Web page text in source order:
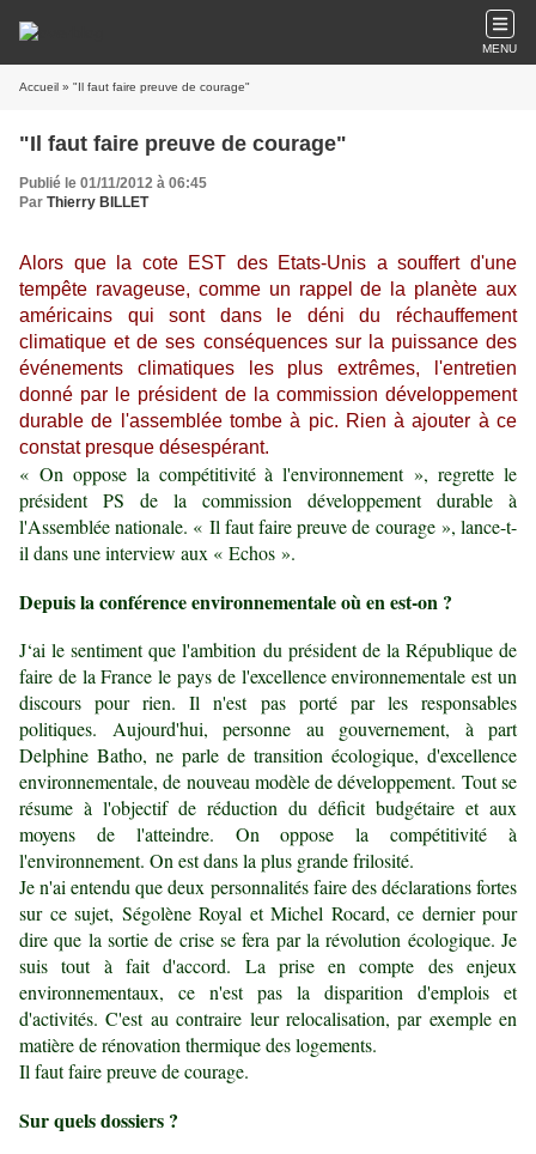
MENU
Accueil » "Il faut faire preuve de courage"
"Il faut faire preuve de courage"
Publié le 01/11/2012 à 06:45
Par Thierry BILLET
Alors que la cote EST des Etats-Unis a souffert d'une
tempête ravageuse, comme un rappel de la planète aux
américains qui sont dans le déni du réchauffement
climatique et de ses conséquences sur la puissance des
événements climatiques les plus extrêmes, l'entretien
donné par le président de la commission développement
durable de l'assemblée tombe à pic. Rien à ajouter à ce
constat presque désespérant.
« On oppose la compétitivité à l'environnement », regrette le
président PS de la commission développement durable à
l'Assemblée nationale. « Il faut faire preuve de courage », lance-t-
il dans une interview aux « Echos ».
Depuis la conférence environnementale où en est-on ?
J‘ai le sentiment que l'ambition du président de la République de
faire de la France le pays de l'excellence environnementale est un
discours pour rien. Il n'est pas porté par les responsables
politiques. Aujourd'hui, personne au gouvernement, à part
Delphine Batho, ne parle de transition écologique, d'excellence
environnementale, de nouveau modèle de développement. Tout se
résume à l'objectif de réduction du déficit budgétaire et aux
moyens de l'atteindre. On oppose la compétitivité à
l'environnement. On est dans la plus grande frilosité.
Je n'ai entendu que deux personnalités faire des déclarations fortes
sur ce sujet, Ségolène Royal et Michel Rocard, ce dernier pour
dire que la sortie de crise se fera par la révolution écologique. Je
suis tout à fait d'accord. La prise en compte des enjeux
environnementaux, ce n'est pas la disparition d'emplois et
d'activités. C'est au contraire leur relocalisation, par exemple en
matière de rénovation thermique des logements.
Il faut faire preuve de courage.
Sur quels dossiers ?